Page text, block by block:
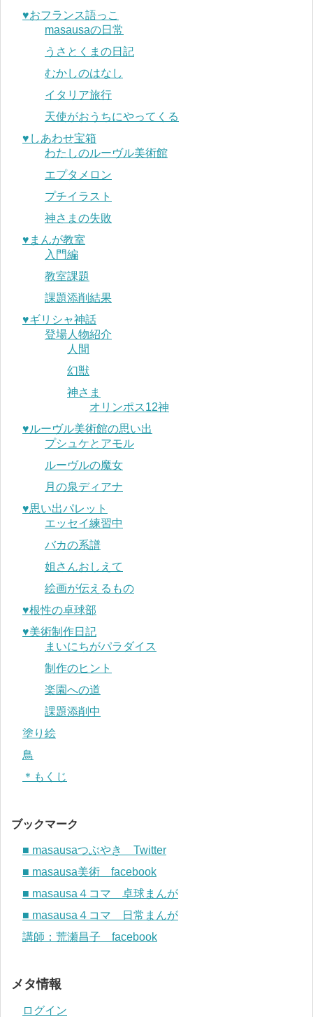
♥︎おフランス語っこ
masausaの日常
うさとくまの日記
むかしのはなし
イタリア旅行
天使がおうちにやってくる
♥︎しあわせ宝箱
わたしのルーヴル美術館
エプタメロン
プチイラスト
神さまの失敗
♥︎まんが教室
入門編
教室課題
課題添削結果
♥︎ギリシャ神話
登場人物紹介
人間
幻獣
神さま
オリンポス12神
♥︎ルーヴル美術館の思い出
プシュケとアモル
ルーヴルの魔女
月の泉ディアナ
♥︎思い出パレット
エッセイ練習中
バカの系譜
姐さんおしえて
絵画が伝えるもの
♥︎根性の卓球部
♥︎美術制作日記
まいにちがパラダイス
制作のヒント
楽園への道
課題添削中
塗り絵
鳥
＊もくじ
ブックマーク
■ masausaつぶやき Twitter
■ masausa美術 facebook
■ masausa４コマ 卓球まんが
■ masausa４コマ 日常まんが
講師：荒瀬昌子 facebook
メタ情報
ログイン